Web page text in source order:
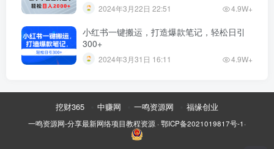
2024年3月22日 22:51 4.9W+
小红书一键搬运，打造爆款笔记，轻松日引
300+
2024年3月31日 16:11 4.9W+
挖财365 中赚网 一鸣资源网 福缘创业
一鸣资源网-分享最新网络项目教程资源 · 鄂ICP备2021019817号-1 ·